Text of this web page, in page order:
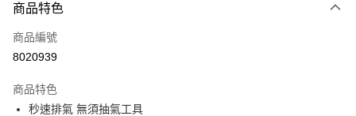
AFTEE先享後付
相關說明
【關於「AFTEE先享後付」】
便利好安心！
１．簡單：不需註冊會員、不需綁卡、不需儲值。
２．便利：只要手機號碼，簡訊認證，即可結帳。
ATM付款
運送方式
商品特色
商品編號
8020939
商品特色
秒速排氣 無須抽氣工具